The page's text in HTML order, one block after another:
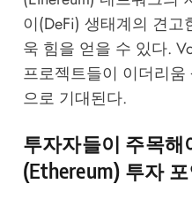
이(DeFi) 생태계의 견
욱 힘을 얻을 수 있다.
프로젝트들이 이더리
으로 기대된다.
투자자들이 주목해
(Ethereum) 투자